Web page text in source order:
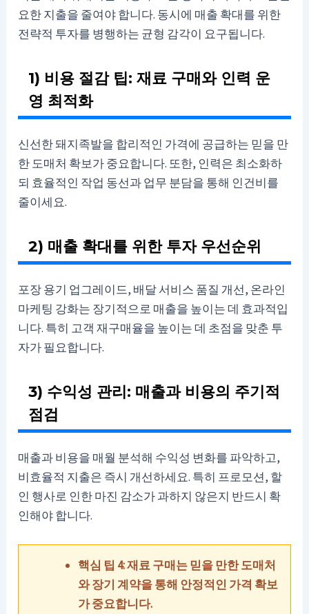
요한 지출을 줄여야 합니다. 동시에 매출 확대를 위한
전략적 투자를 병행하는 균형 감각이 요구됩니다.
1) 비용 절감 팁: 재료 구매와 인력 운
영 최적화
신선한 돼지족발을 합리적인 가격에 공급하는 믿을 만
한 도매처 확보가 중요합니다. 또한, 인력은 최소화하
되 효율적인 작업 동선과 업무 분담을 통해 인건비를
줄이세요.
2) 매출 확대를 위한 투자 우선순위
포장 용기 업그레이드, 배달 서비스 품질 개선, 온라인
마케팅 강화는 장기적으로 매출을 높이는 데 효과적입
니다. 특히 고객 재구매율을 높이는 데 초점을 맞춘 투
자가 필요합니다.
3) 수익성 관리: 매출과 비용의 주기적
점검
매출과 비용을 매월 분석해 수익성 변화를 파악하고,
비효율적 지출은 즉시 개선하세요. 특히 프로모션, 할
인 행사로 인한 마진 감소가 과하지 않은지 반드시 확
인해야 합니다.
핵심 팁 4: 재료 구매는 믿을 만한 도매처
와 장기 계약을 통해 안정적인 가격 확보
가 중요합니다.